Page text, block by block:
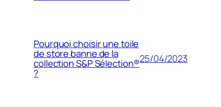
Pourquoi choisir une toile
de store banne de la
collection S&P Sélection®
?
25/04/2023